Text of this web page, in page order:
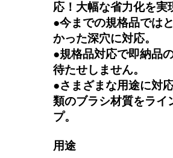
応！大幅な省力化を実
●今までの規格品では
かった深穴に対応。
●規格品対応で即納品
待たせしません。
●さまざまな用途に対
類のブラシ材質をライ
プ。
用途